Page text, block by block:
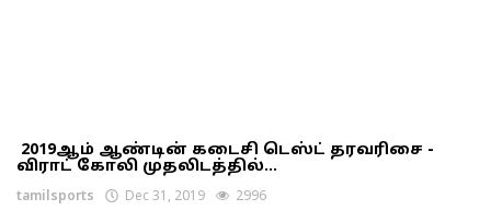
2019ஆம் ஆண்டின் கடைசி டெஸ்ட் தரவரிசை -
விராட் கோலி முதலிடத்தில்...
tamilsports Dec 31, 2019 2996